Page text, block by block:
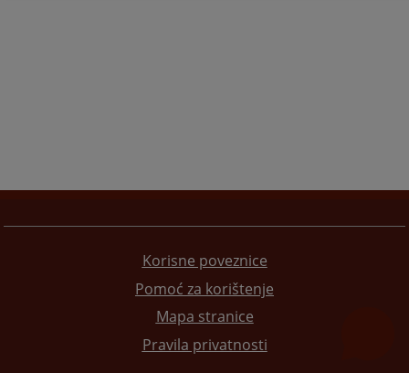
Korisne poveznice
Pomoć za korištenje
Mapa stranice
Pravila privatnosti